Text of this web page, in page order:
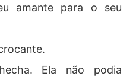
amante para o seu
Ela não podia